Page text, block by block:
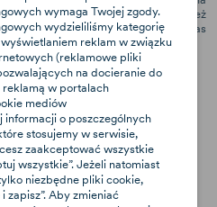
dla nich pozycji. Jest to też
zabezpiecza dziecko podczas
wymaga Twojej zgody.
wydzieliliśmy kategorię
reklam w związku
(reklamowe pliki
na docieranie do
w portalach
mediów
informacji o poszczególnych
stosujemy w serwisie,
zaakceptować wszystkie
wszystkie”. Jeżeli natomiast
niezbędne pliki cookie,
zapisz”. Aby zmieniać